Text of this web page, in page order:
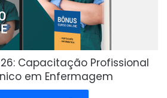
Capacitação Profissional
em Enfermagem